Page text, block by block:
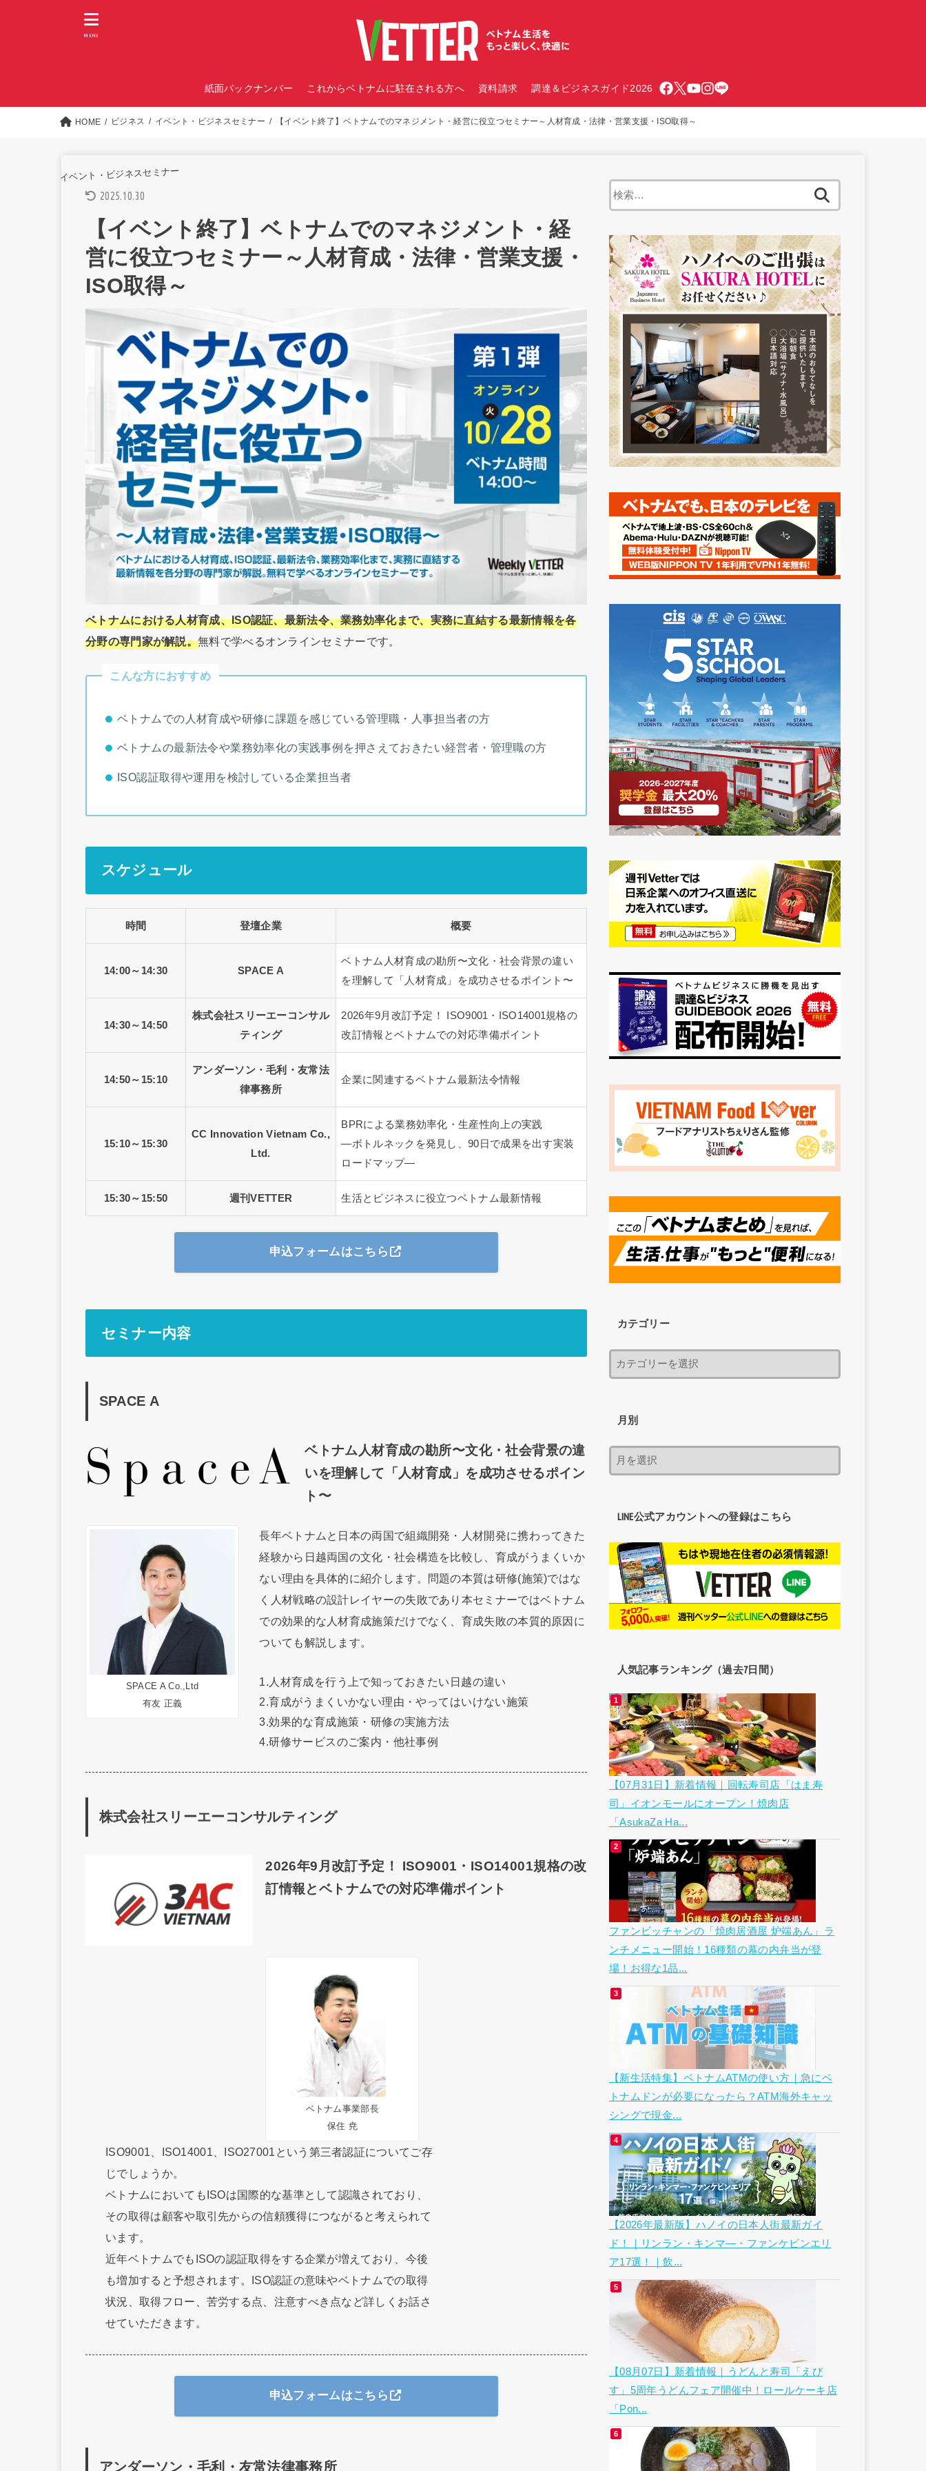
紙面バックナンバー これからベトナムに駐在される方へ 資料請求 調達＆ビジネスガイド2026
MENU
HOME ビジネス イベント・ビジネスセミナー 【イベント終了】ベトナムでのマネジメント・経営に役立つセミナー～人材育成・法律・営業支援・ISO取得～
イベント・ビジネスセミナー
2025.10.30
【イベント終了】ベトナムでのマネジメント・経
営に役立つセミナー～人材育成・法律・営業支援・
ISO取得～
ベトナムにおける人材育成、ISO認証、最新法令、業務効率化まで、実務に直結する最新情報を各
分野の専門家が解説。無料で学べるオンラインセミナーです。
こんな方におすすめ
ベトナムでの人材育成や研修に課題を感じている管理職・人事担当者の方
ベトナムの最新法令や業務効率化の実践事例を押さえておきたい経営者・管理職の方
ISO認証取得や運用を検討している企業担当者
スケジュール
時間 登壇企業 概要
14:00～14:30 SPACE A
ベトナム人材育成の勘所〜文化・社会背景の違い
を理解して「人材育成」を成功させるポイント〜
14:30～14:50
株式会社スリーエーコンサル
ティング
2026年9月改訂予定！ ISO9001・ISO14001規格の
改訂情報とベトナムでの対応準備ポイント
14:50～15:10
アンダーソン・毛利・友常法
律事務所
企業に関連するベトナム最新法令情報
15:10～15:30
CC Innovation Vietnam Co.,
Ltd.
BPRによる業務効率化・生産性向上の実践
―ボトルネックを発見し、90日で成果を出す実装
ロードマップ―
15:30～15:50 週刊VETTER 生活とビジネスに役立つベトナム最新情報
申込フォームはこちら
セミナー内容
SPACE A
ベトナム人材育成の勘所〜文化・社会背景の違
いを理解して「人材育成」を成功させるポイン
ト〜
SPACE A Co.,Ltd
有友 正義
長年ベトナムと日本の両国で組織開発・人材開発に携わってきた
経験から日越両国の文化・社会構造を比較し、育成がうまくいか
ない理由を具体的に紹介します。問題の本質は研修(施策)ではな
く人材戦略の設計レイヤーの失敗であり本セミナーではベトナム
での効果的な人材育成施策だけでなく、育成失敗の本質的原因に
ついても解説します。
1.人材育成を行う上で知っておきたい日越の違い
2.育成がうまくいかない理由・やってはいけない施策
3.効果的な育成施策・研修の実施方法
4.研修サービスのご案内・他社事例
株式会社スリーエーコンサルティング
2026年9月改訂予定！ ISO9001・ISO14001規格の改
訂情報とベトナムでの対応準備ポイント
ベトナム事業部長
保住 尭
ISO9001、ISO14001、ISO27001という第三者認証についてご存
じでしょうか。
ベトナムにおいてもISOは国際的な基準として認識されており、
その取得は顧客や取引先からの信頼獲得につながると考えられて
います。
近年ベトナムでもISOの認証取得をする企業が増えており、今後
も増加すると予想されます。ISO認証の意味やベトナムでの取得
状況、取得フロー、苦労する点、注意すべき点など詳しくお話さ
せていただきます。
申込フォームはこちら
アンダーソン・毛利・友常法律事務所
カテゴリー
月別
LINE公式アカウントへの登録はこちら
人気記事ランキング（過去7日間）
【07月31日】新着情報｜回転寿司店「はま寿
司」イオンモールにオープン！焼肉店
「AsukaZa Ha...
ファンビッチャンの「焼肉居酒屋 炉端あん」ラ
ンチメニュー開始！16種類の幕の内弁当が登
場！お得な1品...
【新生活特集】ベトナムATMの使い方｜急にベ
トナムドンが必要になったら？ATM海外キャッ
シングで現金...
【2026年最新版】ハノイの日本人街最新ガイ
ド！｜リンラン・キンマ―・ファンケビンエリ
ア17選！｜飲...
【08月07日】新着情報｜うどんと寿司「えび
す」5周年うどんフェア開催中！ロールケーキ店
「Pon...